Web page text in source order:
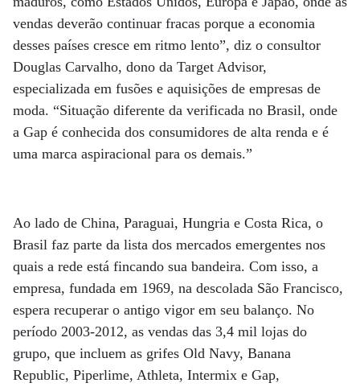
vendas deverão continuar fracas porque a economia
desses países cresce em ritmo lento”, diz o consultor
Douglas Carvalho, dono da Target Advisor,
especializada em fusões e aquisições de empresas de
moda. “Situação diferente da verificada no Brasil, onde
a Gap é conhecida dos consumidores de alta renda e é
uma marca aspiracional para os demais.”
Ao lado de China, Paraguai, Hungria e Costa Rica, o
Brasil faz parte da lista dos mercados emergentes nos
quais a rede está fincando sua bandeira. Com isso, a
empresa, fundada em 1969, na descolada São Francisco,
espera recuperar o antigo vigor em seu balanço. No
período 2003-2012, as vendas das 3,4 mil lojas do
grupo, que incluem as grifes Old Navy, Banana
Republic, Piperlime, Athleta, Intermix e Gap,